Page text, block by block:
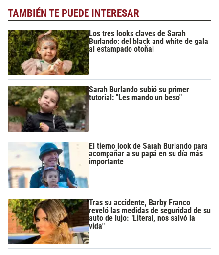
TAMBIÉN TE PUEDE INTERESAR
Los tres looks claves de Sarah
Burlando: del black and white de gala
al estampado otoñal
Sarah Burlando subió su primer
tutorial: "Les mando un beso"
El tierno look de Sarah Burlando para
acompañar a su papá en su día más
importante
Tras su accidente, Barby Franco
reveló las medidas de seguridad de su
auto de lujo: "Literal, nos salvó la
vida"